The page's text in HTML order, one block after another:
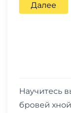
Далее
Научитесь
бровей